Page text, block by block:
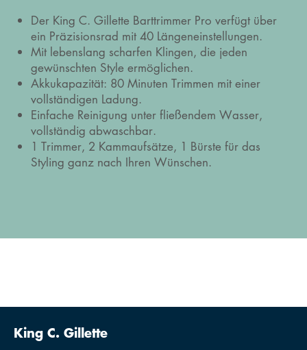
Der King C. Gillette Barttrimmer Pro verfügt über
ein Präzisionsrad mit 40 Längeneinstellungen.
Mit lebenslang scharfen Klingen, die jeden
gewünschten Style ermöglichen.
Akkukapazität: 80 Minuten Trimmen mit einer
vollständigen Ladung.
Einfache Reinigung unter fließendem Wasser,
vollständig abwaschbar.
1 Trimmer, 2 Kammaufsätze, 1 Bürste für das
Styling ganz nach Ihren Wünschen.
King C. Gillette